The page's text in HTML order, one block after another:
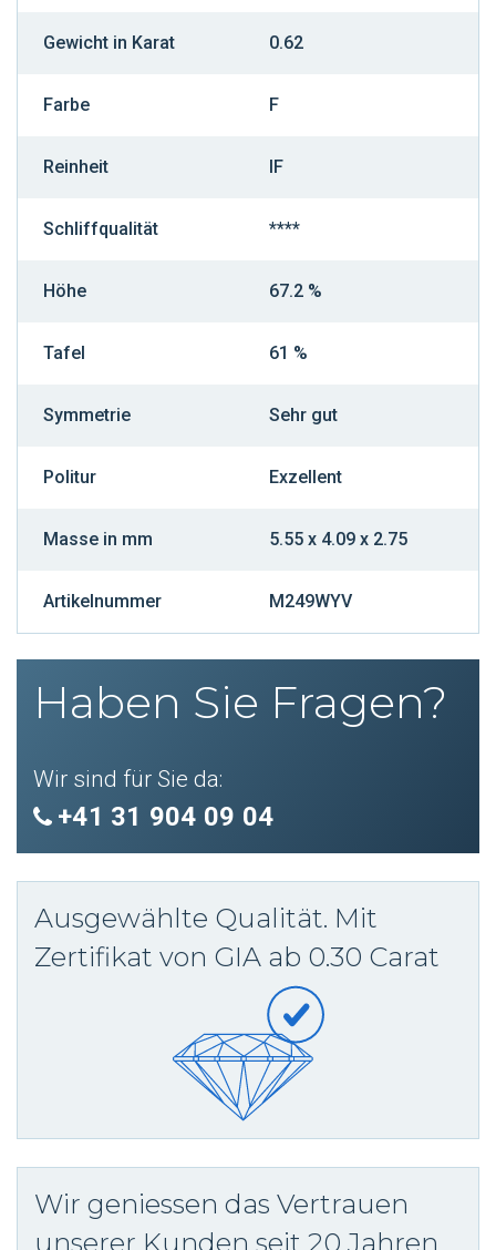
Gewicht in Karat 0.62
Farbe F
Reinheit IF
Schliffqualität ****
Höhe 67.2 %
Tafel 61 %
Symmetrie Sehr gut
Politur Exzellent
Masse in mm 5.55 x 4.09 x 2.75
Artikelnummer M249WYV
Haben Sie Fragen?
Wir sind für Sie da:
+41 31 904 09 04
Ausgewählte Qualität. Mit
Zertifikat von GIA ab 0.30 Carat
Wir geniessen das Vertrauen
unserer Kunden seit 20 Jahren